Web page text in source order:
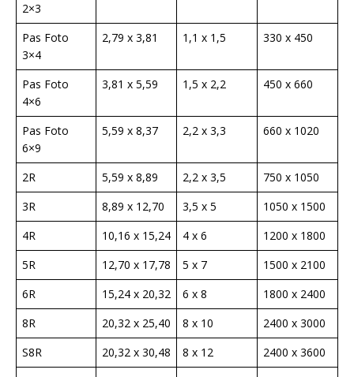
2×3
Pas Foto
3×4
2,79 x 3,81 1,1 x 1,5 330 x 450
Pas Foto
4×6
3,81 x 5,59 1,5 x 2,2 450 x 660
Pas Foto
6×9
5,59 x 8,37 2,2 x 3,3 660 x 1020
2R 5,59 x 8,89 2,2 x 3,5
750 x 1050
3R
8,89 x 12,70 3,5 x 5
1050 x 1500
4R
10,16 x 15,24 4 x 6
1200 x 1800
5R
12,70 x 17,78 5 x 7
1500 x 2100
6R
15,24 x 20,32 6 x 8
1800 x 2400
8R
20,32 x 25,40 8 x 10
2400 x 3000
S8R
20,32 x 30,48 8 x 12
2400 x 3600